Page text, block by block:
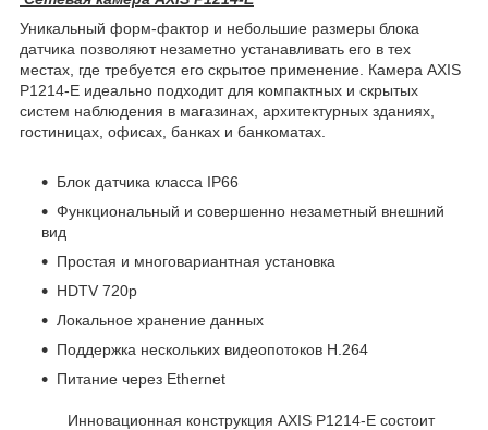
Уникальный форм-фактор и небольшие размеры блока
датчика позволяют незаметно устанавливать его в тех
местах, где требуется его скрытое применение. Камера AXIS
P1214-E идеально подходит для компактных и скрытых
систем наблюдения в магазинах, архитектурных зданиях,
гостиницах, офисах, банках и банкоматах.
Блок датчика класса IP66
Функциональный и совершенно незаметный внешний
вид
Простая и многовариантная установка
HDTV 720p
Локальное хранение данных
Поддержка нескольких видеопотоков H.264
Питание через Ethernet
Инновационная конструкция AXIS P1214-E состоит